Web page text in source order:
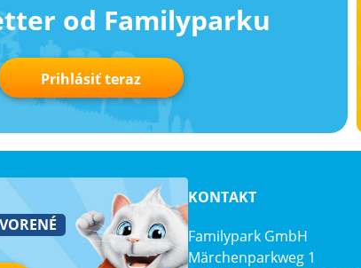
od Familyparku
Prihlásiť teraz
KONTAKT
Familypark GmbH
Märchenparkweg 1